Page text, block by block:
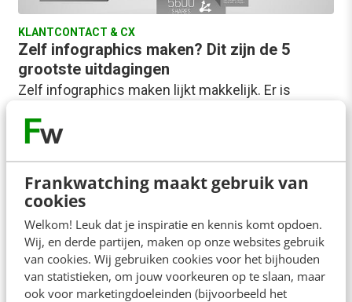
Frankwatching maakt gebruik van
cookies
Welkom! Leuk dat je inspiratie en kennis komt opdoen.
Wij, en derde partijen, maken op onze websites gebruik
van cookies. Wij gebruiken cookies voor het bijhouden
van statistieken, om jouw voorkeuren op te slaan, maar
ook voor marketingdoeleinden (bijvoorbeeld het
KLANTCONTACT & CX
Zelf infographics maken? Dit zijn de 5
grootste uitdagingen
Zelf infographics maken lijkt makkelijk. Er is
waarmee de geïnteresseerde leek direct aan de
John Verhoeven· 12 jaar geleden